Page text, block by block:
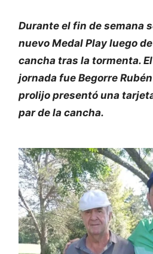
Durante el fin de semana
nuevo Medal Play luego
cancha tras la tormenta.
jornada fue Begorre
prolijo presentó una
par de la cancha.